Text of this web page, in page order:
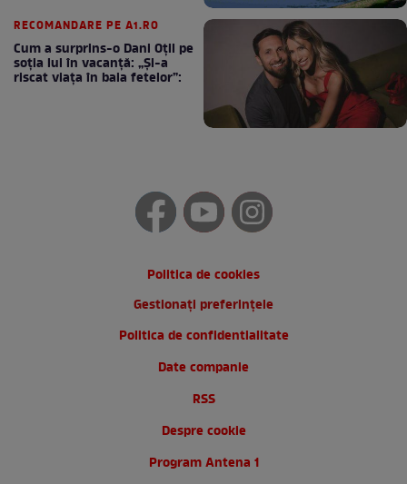
RECOMANDARE PE A1.RO
Cum a surprins-o Dani Oțil pe
soția lui în vacanță: „Și-a
riscat viața în baia fetelor”:
Politica de cookies
Gestionați preferințele
Politica de confidentialitate
Date companie
RSS
Despre cookie
Program Antena 1